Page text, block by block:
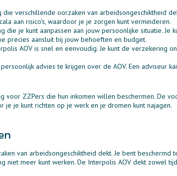
verschillende oorzaken van arbeidsongeschiktheid
aan risico's, waardoor je je zorgen kunt verminderen.
je kunt aanpassen aan jouw persoonlijke situatie. Je
precies aansluit bij jouw behoeften en budget.
AOV is snel en eenvoudig. Je kunt de verzekering
advies te krijgen over de AOV. Een adviseur
ZZPers die hun inkomen willen beschermen. De
je kunt richten op je werk en je dromen kunt najagen.
van arbeidsongeschiktheid dekt. Je bent beschermd
niet meer kunt werken. De Interpolis AOV dekt zowel